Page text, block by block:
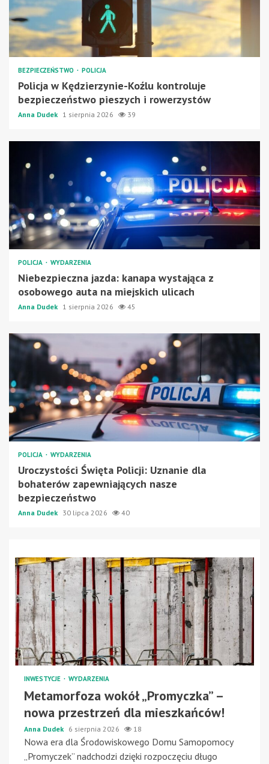
BEZPIECZEŃSTWO POLICJA
Policja w Kędzierzynie-Koźlu kontroluje
bezpieczeństwo pieszych i rowerzystów
Anna Dudek 1 sierpnia 2026 39
POLICJA WYDARZENIA
Niebezpieczna jazda: kanapa wystająca z
osobowego auta na miejskich ulicach
Anna Dudek 1 sierpnia 2026 45
POLICJA WYDARZENIA
Uroczystości Święta Policji: Uznanie dla
bohaterów zapewniających nasze
bezpieczeństwo
Anna Dudek 30 lipca 2026 40
INWESTYCJE WYDARZENIA
Metamorfoza wokół „Promyczka” –
nowa przestrzeń dla mieszkańców!
Anna Dudek 6 sierpnia 2026 18
Nowa era dla Środowiskowego Domu Samopomocy
„Promyczek” nadchodzi dzięki rozpoczęciu długo